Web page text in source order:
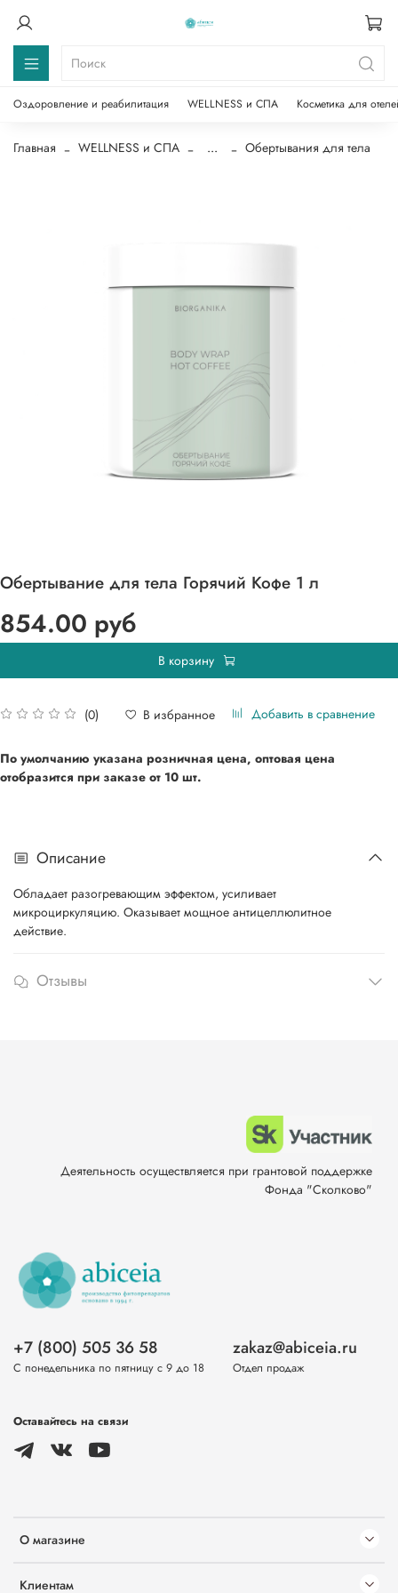
Оздоровление и реабилитация WELLNESS и СПА Косметика для
Главная WELLNESS и СПА ... Обертывания для тела
Обертывание для тела Горячий Кофе 1 л
(0) В избранное Добавить в сравнение
854.00 руб
В корзину
По умолчанию указана розничная цена, оптовая цена
отобразится при заказе от 10 шт.
Описание
Обладает разогревающим эффектом, усиливает
микроциркуляцию. Оказывает мощное антицеллюлитное
действие.
Отзывы
О магазине
Клиентам
+7 (800) 505 36 58
С понедельника по пятницу с 9 до 18
zakaz@abiceia.ru
Отдел продаж
Оставайтесь на связи
Деятельность осуществляется при грантовой поддержке
Фонда "Сколково"